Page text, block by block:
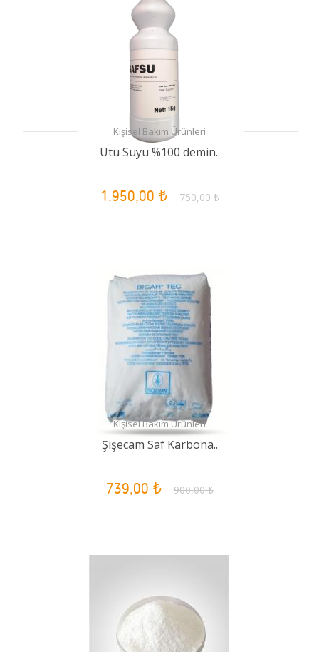
Kişisel Bakım Ürünleri
Ütü Suyu %100 demin..
1.950,00 ₺ 750,00 ₺
Kişisel Bakım Ürünleri
Şişecam Saf Karbona..
739,00 ₺ 900,00 ₺